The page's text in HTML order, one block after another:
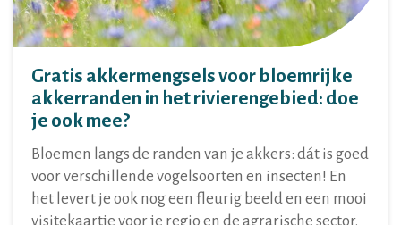
Gratis akkermengsels voor bloemrijke
akkerranden in het rivierengebied: doe
je ook mee?
Bloemen langs de randen van je akkers: dát is goed
voor verschillende vogelsoorten en insecten! En
het levert je ook nog een fleurig beeld en een mooi
visitekaartje voor je regio en de agrarische sector.